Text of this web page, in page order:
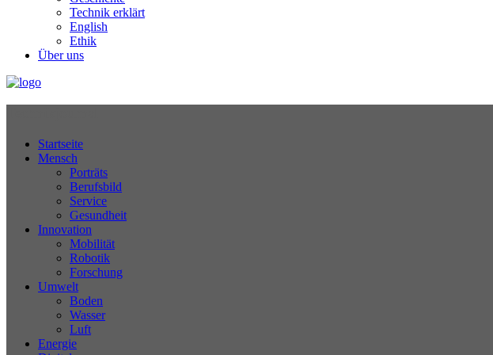
Technik erklärt
English
Ethik
Über uns
Startseite
Mensch
Porträts
Berufsbild
Service
Gesundheit
Innovation
Mobilität
Robotik
Forschung
Umwelt
Boden
Wasser
Luft
Energie